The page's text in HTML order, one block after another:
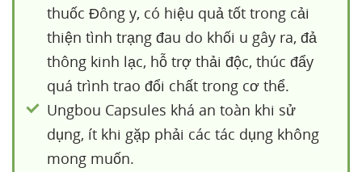
thuốc Đông y, có hiệu quả tốt trong cải
thiện tình trạng đau do khối u gây ra, đả
thông kinh lạc, hỗ trợ thải độc, thúc đẩy
quá trình trao đổi chất trong cơ thể.
Ungbou Capsules khá an toàn khi sử
dụng, ít khi gặp phải các tác dụng không
mong muốn.